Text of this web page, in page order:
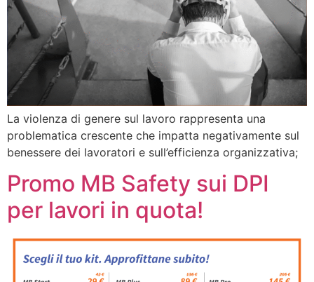
La violenza di genere sul lavoro rappresenta una
problematica crescente che impatta negativamente sul
benessere dei lavoratori e sull’efficienza organizzativa;
Promo MB Safety sui DPI
per lavori in quota!